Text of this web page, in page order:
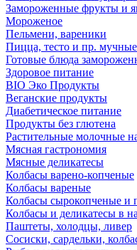
Замороженные фрукты и
Мороженое
Пельмени, вареники
Пицца, тесто и пр.
Готовые блюда
Здоровое питание
BIO Эко Продукты
Веганские продукты
Диабетическое питание
Продукты без глютена
Растительные молочные
Мясная гастрономия
Мясные деликатесы
Колбасы варено-копченые
Колбасы вареные
Колбасы сырокопченые и
Колбасы и деликатесы в
Паштеты, холодцы, ливер
Сосиски, сардельки,